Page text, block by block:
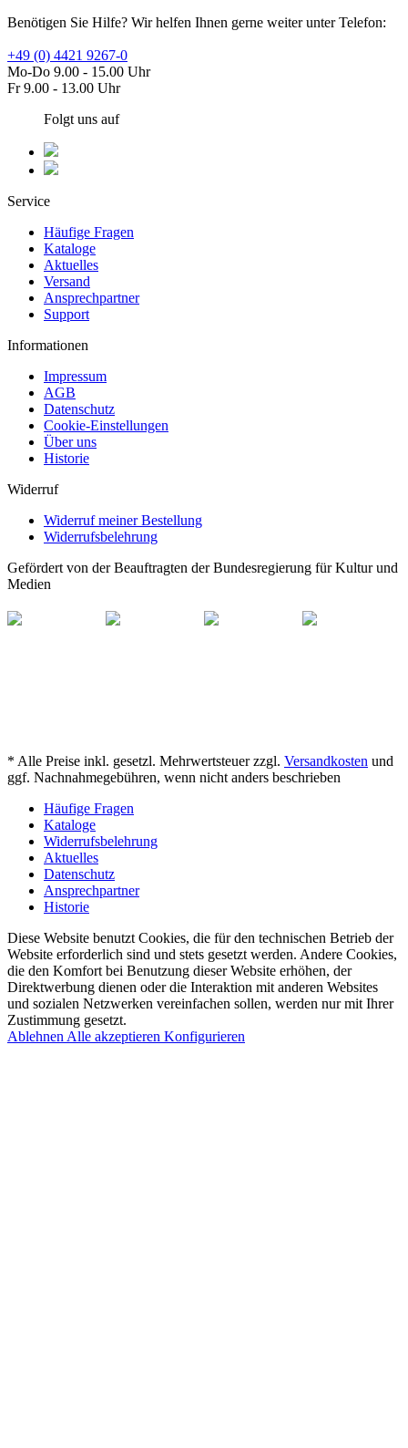
Benötigen Sie Hilfe? Wir helfen Ihnen gerne weiter unter Telefon:
+49 (0) 4421 9267-0
Mo-Do 9.00 - 15.00 Uhr
Fr 9.00 - 13.00 Uhr
Folgt uns auf
Service
Häufige Fragen
Kataloge
Aktuelles
Versand
Ansprechpartner
Support
Informationen
Impressum
AGB
Datenschutz
Cookie-Einstellungen
Über uns
Historie
Widerruf
Widerruf meiner Bestellung
Widerrufsbelehrung
Gefördert von der Beauftragten der Bundesregierung für Kultur und
Medien
* Alle Preise inkl. gesetzl. Mehrwertsteuer zzgl. Versandkosten und
ggf. Nachnahmegebühren, wenn nicht anders beschrieben
Häufige Fragen
Kataloge
Widerrufsbelehrung
Aktuelles
Datenschutz
Ansprechpartner
Historie
Diese Website benutzt Cookies, die für den technischen Betrieb der
Website erforderlich sind und stets gesetzt werden. Andere Cookies,
die den Komfort bei Benutzung dieser Website erhöhen, der
Direktwerbung dienen oder die Interaktion mit anderen Websites
und sozialen Netzwerken vereinfachen sollen, werden nur mit Ihrer
Zustimmung gesetzt.
Ablehnen Alle akzeptieren Konfigurieren